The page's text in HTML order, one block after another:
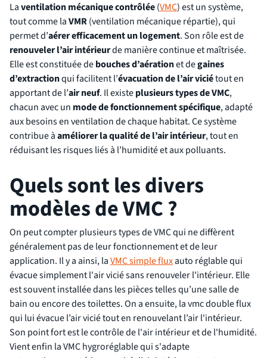
Laventilation mécanique contrôlée(VMC) est un système,
tout comme laVMR(ventilation mécanique répartie), qui
permet d’aérer efficacement un logement. Son rôle est de
renouveler l’air intérieurde manière continue et maîtrisée.
Elle est constituée debouches d’aérationet degaines
d’extractionqui facilitent l’évacuation de l’air viciétout en
apportant de l’air neuf. Il existeplusieurs types de VMC,
chacun avec un mode de fonctionnement spécifique, adapté
aux besoins en ventilation de chaque habitat. Ce système
contribue àaméliorer la qualité de l’air intérieur, tout en
réduisant les risques liés à l’humidité et aux polluants.
Quels sont les divers
modèles de VMC ?
On peut compter plusieurs types de VMC qui ne diffèrent
généralement pas de leur fonctionnement et de leur
application. Il y a ainsi, laVMC simple fluxauto réglable qui
évacue simplement l'air vicié sans renouveler l'intérieur. Elle
est souvent installée dans les pièces telles qu’une salle de
bain ou encore des toilettes. On a ensuite, la vmc double flux
qui lui évacue l’air vicié tout en renouvelant l’air l'intérieur.
Son point fort est le contrôle de l'air intérieur et de l'humidité.
Vient enfin la VMC hygroréglable qui s'adapte